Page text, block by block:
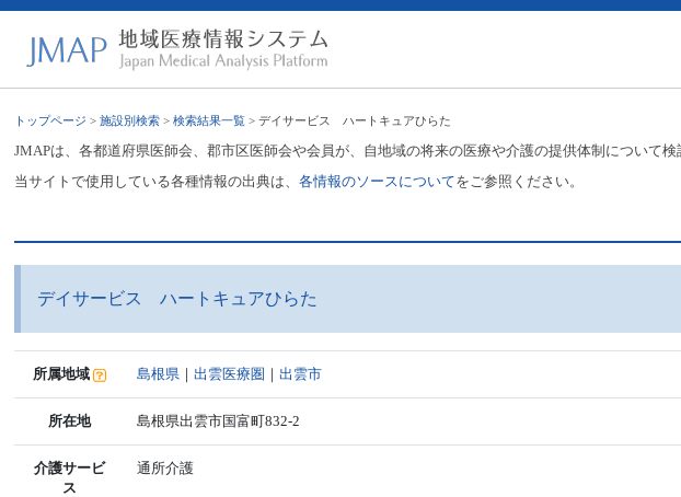
トップページ >施設別検索 >検索結果一覧 > デイサービス ハートキュアひらた
JMAPは、各都道府県医師会、郡市区医師会や会員が、自地域の将来の医療や介護の提供体制について
当サイトで使用している各種情報の出典は、各情報のソースについてをご参照ください。
デイサービス ハートキュアひらた
所属地域 島根県 ｜出雲医療圏 ｜出雲市
所在地 島根県出雲市国富町832-2
介護サービ
ス
通所介護